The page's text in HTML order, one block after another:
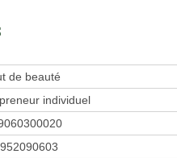
de beauté
individuel